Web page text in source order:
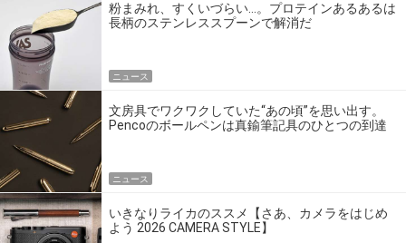
粉まみれ、すくいづらい…。プロテインあるあるは
長柄のステンレススプーンで解消だ
ニュース
文房具でワクワクしていた“あの頃”を思い出す。
Pencoのボールペンは真鍮筆記具のひとつの到達
ニュース
いきなりライカのススメ【さあ、カメラをはじめ
よう 2026 CAMERA STYLE】